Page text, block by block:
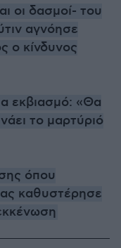
οι δασμοί- του
αγνόησε
ο κίνδυνος
εκβιασμό: «Θα
το μαρτύριό
όπου
καθυστέρησε